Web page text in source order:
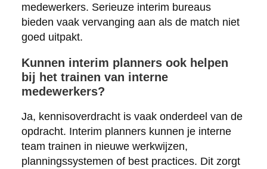
medewerkers. Serieuze interim bureaus
bieden vaak vervanging aan als de match niet
goed uitpakt.
Kunnen interim planners ook helpen
bij het trainen van interne
medewerkers?
Ja, kennisoverdracht is vaak onderdeel van de
opdracht. Interim planners kunnen je interne
team trainen in nieuwe werkwijzen,
planningssystemen of best practices. Dit zorgt